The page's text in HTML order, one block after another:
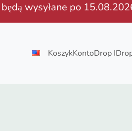
wysyłane po
KoszykKontoDrop I